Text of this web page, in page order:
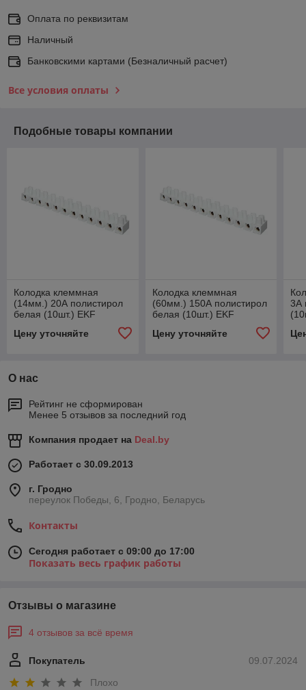
Оплата по реквизитам
Наличный
Банковскими картами (Безналичный расчет)
Все условия оплаты
Подобные товары компании
Колодка клеммная
(14мм.) 20А полистирол
белая (10шт.) EKF
Цену уточняйте
Колодка клеммная
(60мм.) 150А полистирол
белая (10шт.) EKF
Цену уточняйте
3А
О нас
Рейтинг не сформирован
Менее 5 отзывов за последний год
Компания продает на Deal.by
Работает с 30.09.2013
г. Гродно
переулок Победы, 6, Гродно, Беларусь
Контакты
Сегодня работает с 09:00 до 17:00
Показать весь график работы
Отзывы о магазине
4 отзывов за всё время
09.07.2024
Покупатель
Плохо